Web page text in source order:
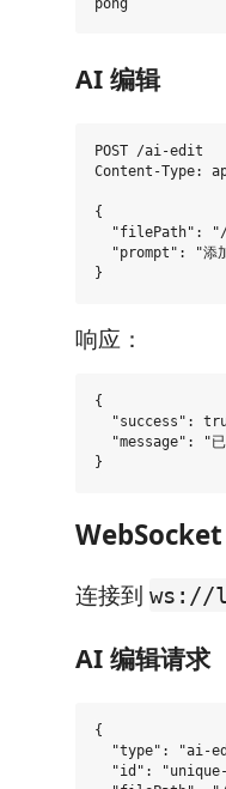
AI 编辑
POST /ai-edit
Content-Type:
{
"filePath":
"prompt": "添
响应：
{
"success":
"message": "已
WebSocket
连接到 ws://
AI 编辑请求
{
"type": "ai-
"id":